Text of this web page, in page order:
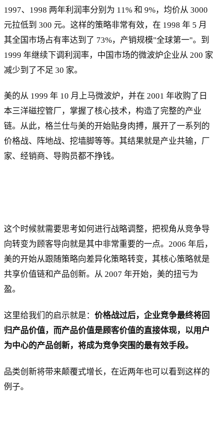
1997、1998 两年利润率分别为 11% 和 9%，均价从 3000
元拉低到 300 元。这样的策略非常有效，在 1998 年 5 月
其全国市场占有率达到了 73%，产销规模"全球第一"。到
1999 年继续下调利润率，中国市场的微波炉企业从 200 家
减少到了不足 30 家。
美的从 1999 年 10 月上马微波炉，并在 2001 年收购了日
本三洋磁控管厂，掌握了核心技术，构造了完整的产业
链。从此，格兰仕与美的开始贴身肉搏，展开了一系列的
价格战、阵地战、挖墙脚等等。其结果就是产业共输，厂
家、经销商、导购员都不挣钱。
这个时候就需要思考如何进行战略调整，把视角从竞争导
向转变为顾客导向就是其中非常重要的一点。2006 年后，
美的开始从跟随策略向差异化策略转变，其核心策略就是
共享价值链和产品创新。从 2007 年开始，美的扭亏为
盈。
这里给我们的启示就是： 价格战过后，企业竞争最终将回
归产品价值，而产品价值是顾客价值的直接体现，以用户
为中心的产品创新，将成为竞争突围的最有效手段。
品类创新将带来颠覆式增长，在近两年也可以看到这样的
例子。